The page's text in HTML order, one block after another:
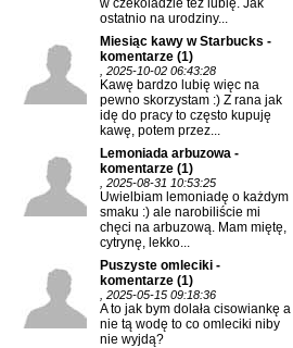
w czekoladzie też lubię. Jak
ostatnio na urodziny...
Miesiąc kawy w Starbucks -
komentarze (1)
, 2025-10-02 06:43:28
Kawę bardzo lubię więc na
pewno skorzystam :) Z rana jak
idę do pracy to często kupuję
kawę, potem przez...
Lemoniada arbuzowa -
komentarze (1)
, 2025-08-31 10:53:25
Uwielbiam lemoniadę o każdym
smaku :) ale narobiliście mi
chęci na arbuzową. Mam miętę,
cytrynę, lekko...
Puszyste omleciki -
komentarze (1)
, 2025-05-15 09:18:36
A to jak bym dolała cisowiankę a
nie tą wodę to co omleciki niby
nie wyjdą?